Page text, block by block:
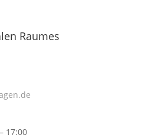
Raumes
17:00